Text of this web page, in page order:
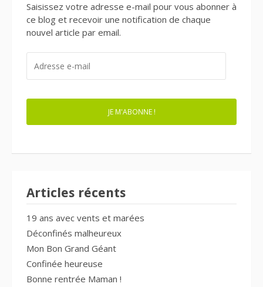
Saisissez votre adresse e-mail pour vous abonner à
ce blog et recevoir une notification de chaque
nouvel article par email.
MAIL
JE M'ABONNE !
Articles récents
19 ans avec vents et marées
Déconfinés malheureux
Mon Bon Grand Géant
Confinée heureuse
Bonne rentrée Maman !